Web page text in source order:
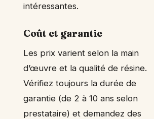
intéressantes.
Coût et garantie
Les prix varient selon la main
d’œuvre et la qualité de résine.
Vérifiez toujours la durée de
garantie (de 2 à 10 ans selon
prestataire) et demandez des